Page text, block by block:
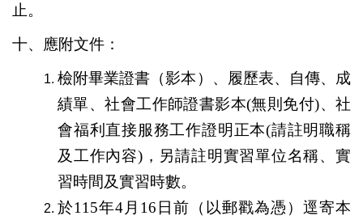
止。
十、應附文件：
檢附畢業證書（影本）、履歷表、自傳、成
績單、社會工作師證書影本(無則免付)、社
會福利直接服務工作證明正本(請註明職稱
及工作內容)，另請註明實習單位名稱、實
習時間及實習時數。
於115年4 月 16 日前（以郵戳為憑）逕寄本